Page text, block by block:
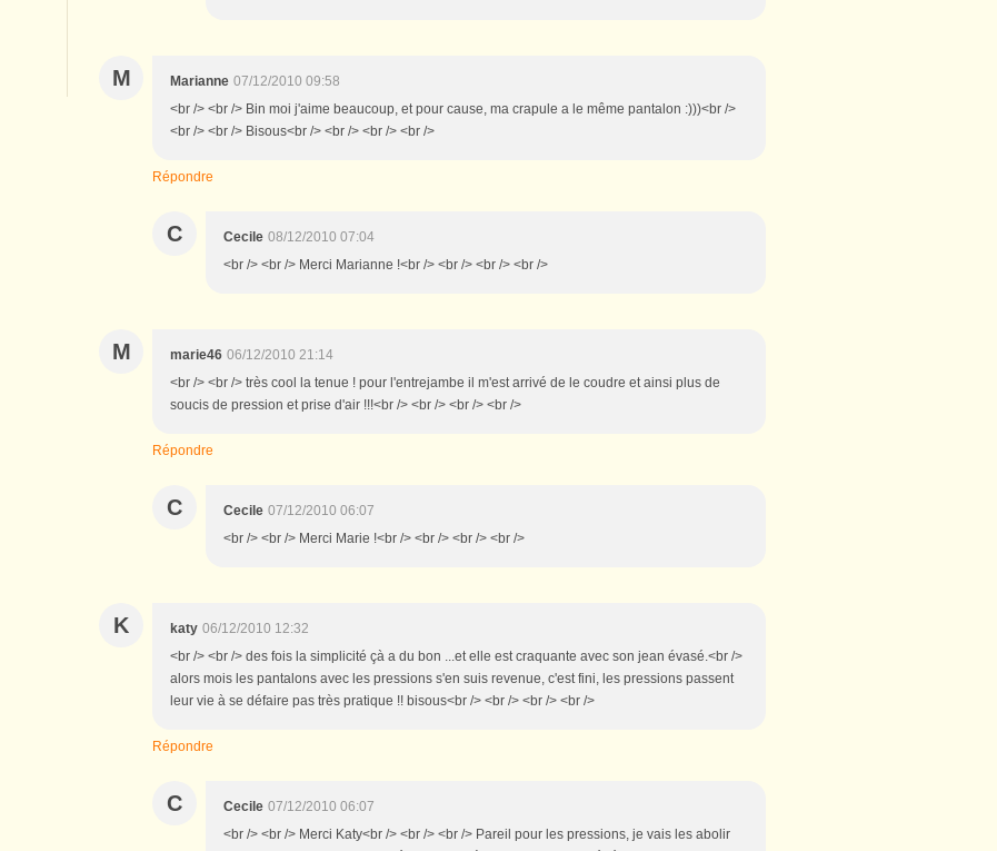
M Marianne 07/12/2010 09:58
<br /> <br /> Bin moi j'aime beaucoup, et pour cause, ma crapule a le même pantalon :)))<br />
<br /> <br /> Bisous<br /> <br /> <br /> <br />
Répondre
C Cecile 08/12/2010 07:04
<br /> <br /> Merci Marianne !<br /> <br /> <br /> <br />
M marie46 06/12/2010 21:14
<br /> <br /> très cool la tenue ! pour l'entrejambe il m'est arrivé de le coudre et ainsi plus de
soucis de pression et prise d'air !!!<br /> <br /> <br /> <br />
Répondre
C Cecile 07/12/2010 06:07
<br /> <br /> Merci Marie !<br /> <br /> <br /> <br />
K katy 06/12/2010 12:32
<br /> <br /> des fois la simplicité çà a du bon ...et elle est craquante avec son jean évasé.<br />
alors mois les pantalons avec les pressions s'en suis revenue, c'est fini, les pressions passent
leur vie à se défaire pas très pratique !! bisous<br /> <br /> <br /> <br />
Répondre
C Cecile 07/12/2010 06:07
<br /> <br /> Merci Katy<br /> <br /> <br /> Pareil pour les pressions, je vais les abolir